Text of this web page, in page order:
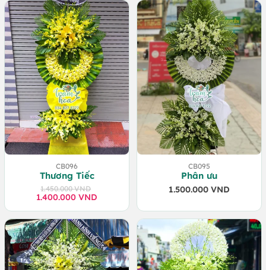
CB096
Thương Tiếc
1.450.000VND
Giá
1.450.000 VND.
1.400.000 VND
Giá
là:
1.400.000 VND.
CB095
Phân ưu
1.500.000 VND